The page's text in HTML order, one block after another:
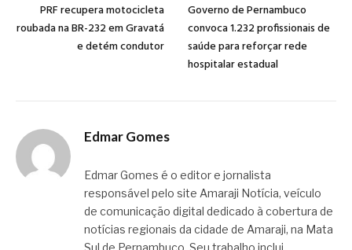
PRF recupera motocicleta
roubada na BR-232 em Gravatá
e detém condutor
Governo de Pernambuco
convoca 1.232 profissionais de
saúde para reforçar rede
hospitalar estadual
Edmar Gomes
Edmar Gomes é o editor e jornalista
responsável pelo site Amaraji Notícia, veículo
de comunicação digital dedicado à cobertura de
notícias regionais da cidade de Amaraji, na Mata
Sul de Pernambuco. Seu trabalho inclui